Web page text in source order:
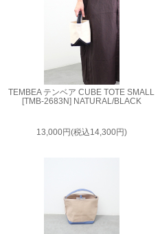
TEMBEA テンベア CUBE TOTE SMALL
[TMB-2683N] NATURAL/BLACK
13,000円(税込14,300円)